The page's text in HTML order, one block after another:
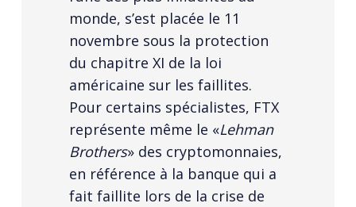
monde, s’est placée le 11
novembre sous la protection
du chapitre XI de la loi
américaine sur les faillites.
Pour certains spécialistes, FTX
représente même le «Lehman
Brothers» des cryptomonnaies,
en référence à la banque qui a
fait faillite lors de la crise de